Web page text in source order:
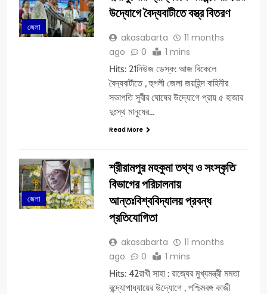
জেলা
উদ্যোগে বৈদ্যবাটীতে বস্ত্র বিতরণ
akasabarta
11 months
ago
0 1 mins
Hits: 21নিউজ ডেস্ক: আজ বিকেলে
বৈদ্যবাটীতে , হুগলী জেলা জয়হিন্দ বাহিনীর
সভাপতি সুবীর ঘোষের উদ্যোগে প্রায় ৫ হাজার
দুঃস্থ মানুষের…
Read More
জেলা
শ্রীরামপুর মহকুমা তথ্য ও সংস্কৃতি
বিভাগের পরিচালনায়
আন্তঃবিশ্ববিদ্যালয় প্রবন্ধ
প্রতিযোগিতা
akasabarta
11 months
ago
0 1 mins
Hits: 42রাখী সাহা : রাজ্যের মুখ্যমন্ত্রী মমতা
বন্দ্যোপাধ্যায়ের উদ্যোগে , পশ্চিমবঙ্গ কাজী